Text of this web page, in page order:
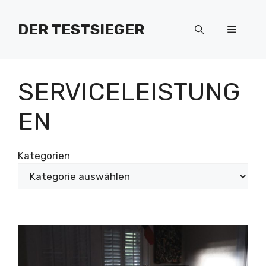
Inhalt
springenDER TESTSIEGER Menü
SERVICELEISTUNG
EN
Kategorien